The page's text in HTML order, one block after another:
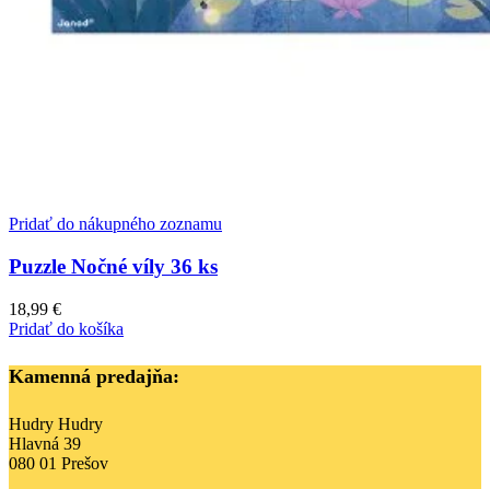
Pridať do nákupného zoznamu
Puzzle Nočné víly 36 ks
18,99 €
Pridať do košíka
Kamenná predajňa:
Hudry Hudry
Hlavná 39
080 01 Prešov